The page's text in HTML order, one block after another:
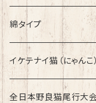
綿タイプ
イケテナイ猫（にゃんこ
ロンドンバスに乗りた
全日本野良猫尾行大